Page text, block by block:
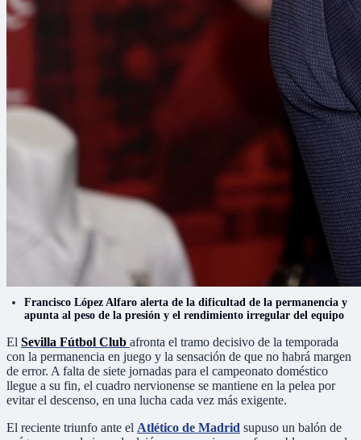
Francisco López Alfaro alerta de la dificultad de la permanencia y
apunta al peso de la presión y el rendimiento irregular del equipo
El Sevilla Fútbol Club afronta el tramo decisivo de la temporada
con la permanencia en juego y la sensación de que no habrá margen
de error. A falta de siete jornadas para el campeonato doméstico
llegue a su fin, el cuadro nervionense se mantiene en la pelea por
evitar el descenso, en una lucha cada vez más exigente.
El reciente triunfo ante el Atlético de Madrid supuso un balón de